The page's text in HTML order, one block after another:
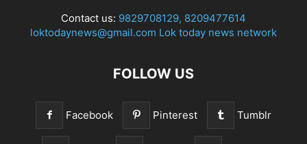
Contact us: 9829708129, 8209477614
loktodaynews@gmail.com Lok today news network
FOLLOW US
Facebook Pinterest Tumblr